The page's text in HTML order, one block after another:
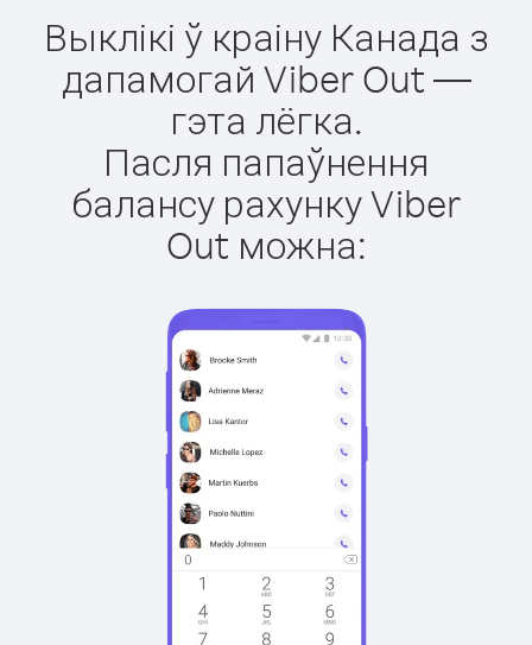
Выклікі ў краіну Канада з
дапамогай Viber Out —
гэта лёгка.
Пасля папаўнення
балансу рахунку Viber
Out можна: